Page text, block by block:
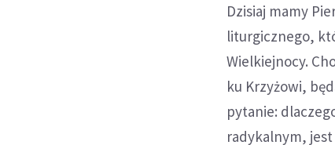
Dzisiaj mamy
liturgicznego,
Wielkiejnocy.
ku Krzyżowi,
pytanie:
radykalnym, jest